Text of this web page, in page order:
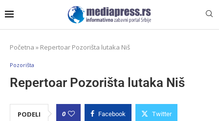
Početna » Repertoar Pozorišta lutaka Niš
Pozorišta
Repertoar Pozorišta lutaka Niš
PODELI 0 Facebook Twitter